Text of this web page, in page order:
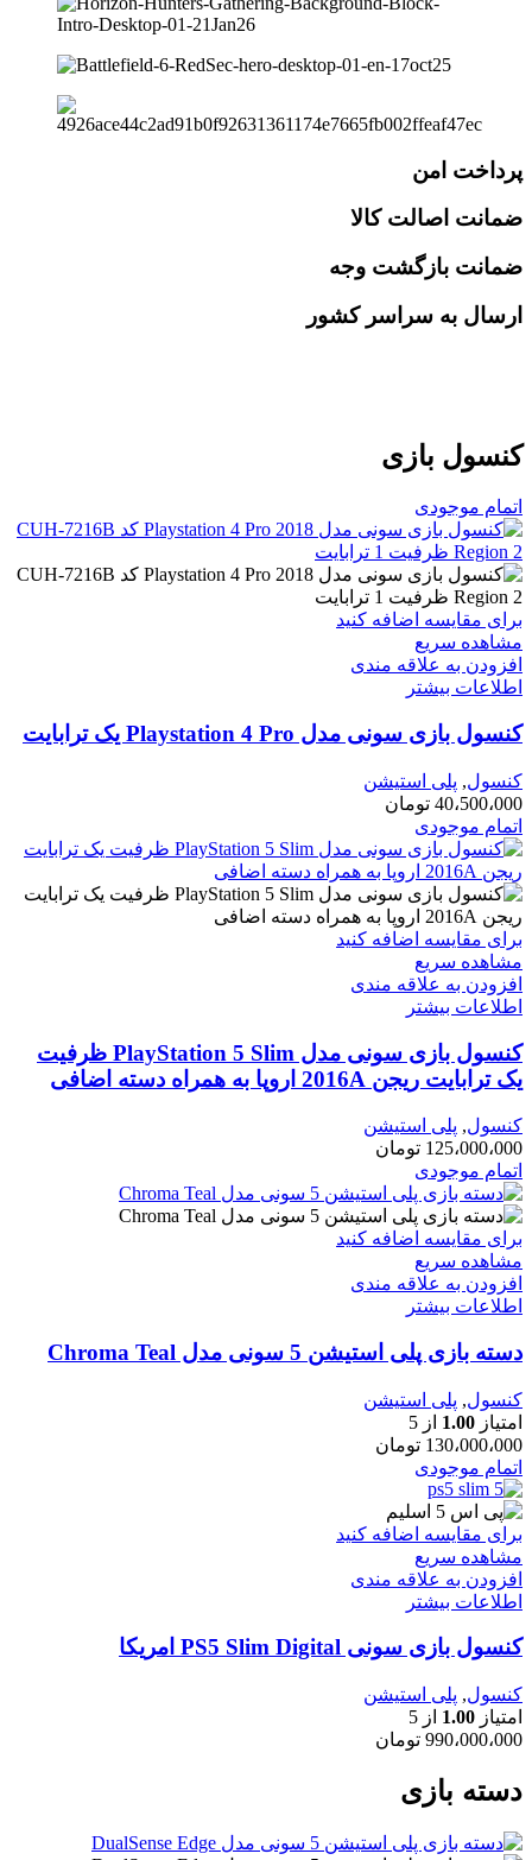
پرداخت امن
ضمانت اصالت کالا
ضمانت بازگشت وجه
ارسال به سراسر کشور
کنسول بازی
اتمام موجودی
برای مقایسه اضافه کنید
مشاهده سریع
افزودن به علاقه مندی
اطلاعات بیشتر
کنسول بازی سونی مدل Playstation 4 Pro یک ترابایت
کنسول, پلی استیشن
40،500،000 تومان
اتمام موجودی
برای مقایسه اضافه کنید
مشاهده سریع
افزودن به علاقه مندی
اطلاعات بیشتر
کنسول بازی سونی مدل PlayStation 5 Slim ظرفیت
یک ترابایت ریجن 2016A اروپا به همراه دسته اضافی
کنسول, پلی استیشن
125،000،000 تومان
اتمام موجودی
برای مقایسه اضافه کنید
مشاهده سریع
افزودن به علاقه مندی
اطلاعات بیشتر
دسته بازی پلی استیشن 5 سونی مدل Chroma Teal
کنسول, پلی استیشن
امتیاز 1.00 از 5
130،000،000 تومان
اتمام موجودی
برای مقایسه اضافه کنید
مشاهده سریع
افزودن به علاقه مندی
اطلاعات بیشتر
کنسول بازی سونی PS5 Slim Digital امریکا
کنسول, پلی استیشن
امتیاز 1.00 از 5
990،000،000 تومان
دسته بازی